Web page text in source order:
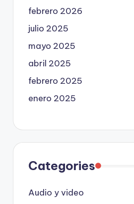
febrero 2026
julio 2025
mayo 2025
abril 2025
febrero 2025
enero 2025
Categories
Audio y video